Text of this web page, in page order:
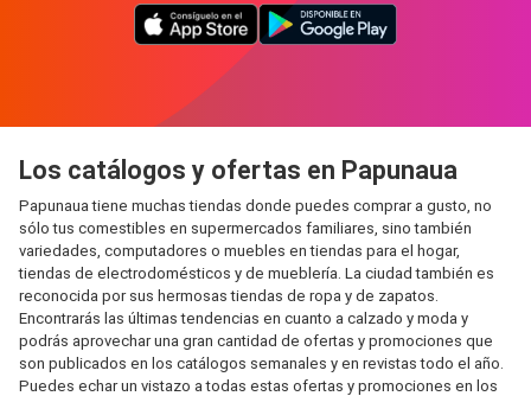
Los catálogos y ofertas en Papunaua
Papunaua tiene muchas tiendas donde puedes comprar a gusto, no
sólo tus comestibles en supermercados familiares, sino también
variedades, computadores o muebles en tiendas para el hogar,
tiendas de electrodomésticos y de mueblería. La ciudad también es
reconocida por sus hermosas tiendas de ropa y de zapatos.
Encontrarás las últimas tendencias en cuanto a calzado y moda y
podrás aprovechar una gran cantidad de ofertas y promociones que
son publicados en los catálogos semanales y en revistas todo el año.
Puedes echar un vistazo a todas estas ofertas y promociones en los